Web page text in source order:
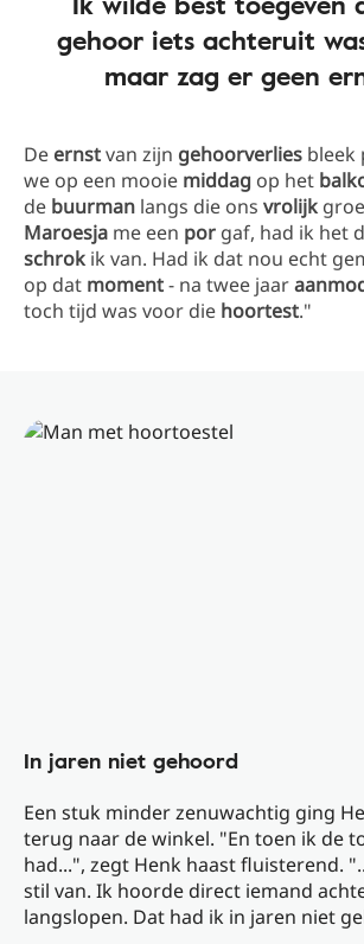
gehoor iets achteruit
maar zag er geen
De ernstvan zijn gehoorverlies bleek
we op een mooie middag op het
de buurman langs die ons vrolijk
Maroesja me een por gaf, had ik het
schrok ik van. Had ik dat nou echt
op dat moment- na twee jaar
toch tijd was voor die hoortest."
In jaren niet gehoord
Een stuk minder zenuwachtig ging
terug naar de winkel. "En toen ik de
had...", zegt Henk haast fluisterend.
stil van. Ik hoorde direct iemand
langslopen. Dat had ik in jaren niet